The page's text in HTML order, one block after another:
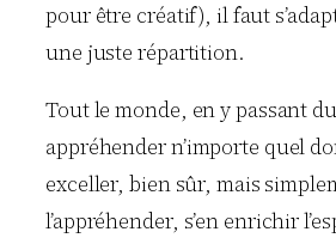
pour être créatif), il faut
une juste répartition.
Tout le monde, en y passant
appréhender n’importe quel
exceller, bien sûr, mais
l’appréhender, s’en enrichir